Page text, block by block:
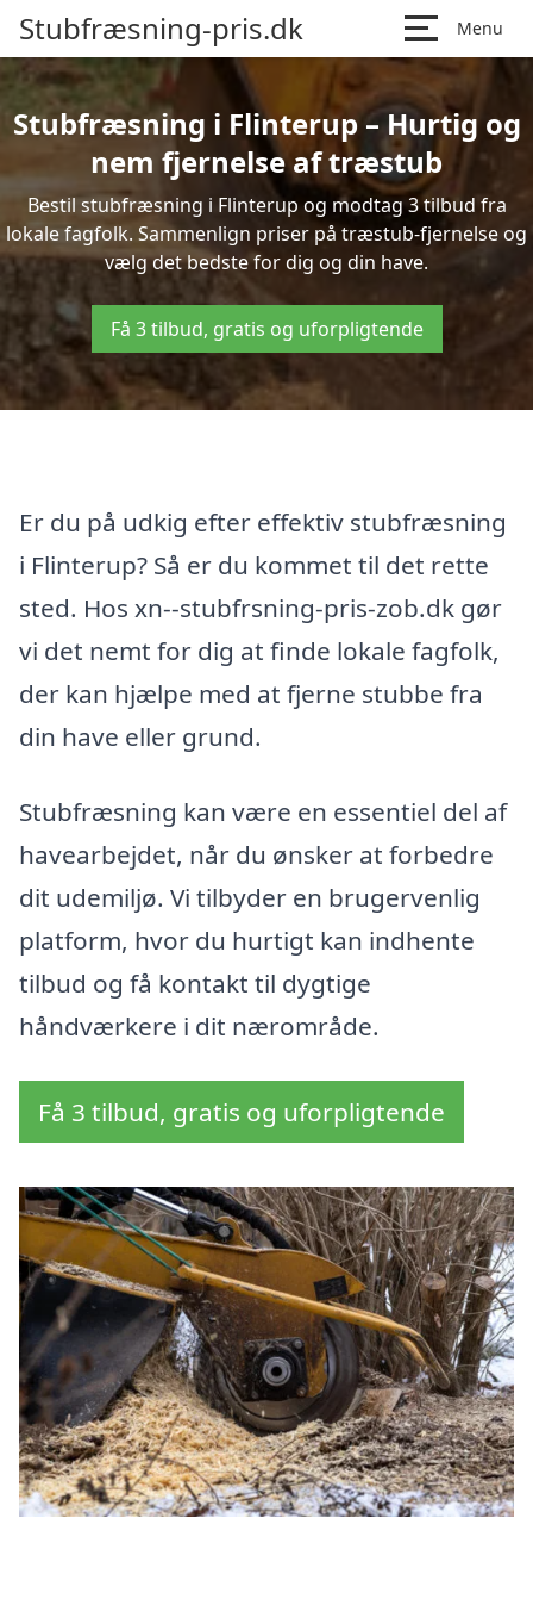
Stubfræsning-pris.dk Menu
Stubfræsning i Flinterup – Hurtig og
nem fjernelse af træstub
Bestil stubfræsning i Flinterup og modtag 3 tilbud fra
lokale fagfolk. Sammenlign priser på træstub-fjernelse og
vælg det bedste for dig og din have.
Få 3 tilbud, gratis og uforpligtende
Er du på udkig efter effektiv stubfræsning
i Flinterup? Så er du kommet til det rette
sted. Hos xn--stubfrsning-pris-zob.dk gør
vi det nemt for dig at finde lokale fagfolk,
der kan hjælpe med at fjerne stubbe fra
din have eller grund.
Stubfræsning kan være en essentiel del af
havearbejdet, når du ønsker at forbedre
dit udemiljø. Vi tilbyder en brugervenlig
platform, hvor du hurtigt kan indhente
tilbud og få kontakt til dygtige
håndværkere i dit nærområde.
Få 3 tilbud, gratis og uforpligtende